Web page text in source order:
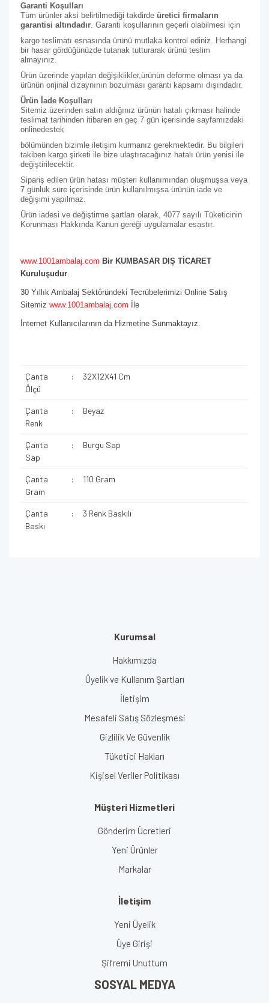
Garanti Koşulları
Tüm ürünler aksi belirtilmediği takdirde üretici firmaların
garantisi altındadır . Garanti koşullarının geçerli olabilmesi için
kargo teslimatı esnasında ürünü mutlaka kontrol ediniz. Herhangi
bir hasar gördüğünüzde tutanak tutturarak ürünü teslim
almayınız.
Ürün üzerinde yapılan değişiklikler,ürünün deforme olması ya da
ürünün orijinal dizaynının bozulması garanti kapsamı dışındadır.
Ürün İade Koşulları
Sitemiz üzerinden satın aldığınız ürünün hatalı çıkması halinde
teslimat tarihinden itibaren en geç 7 gün içerisinde sayfamızdaki
onlinedestek
bölümünden bizimle iletişim kurmanız gerekmektedir. Bu bilgileri
takiben kargo şirketi ile bize ulaştıracağınız hatalı ürün yenisi ile
değiştirilecektir.
Sipariş edilen ürün hatası müşteri kullanımından oluşmuşsa veya
7 günlük süre içerisinde ürün kullanılmışsa ürünün iade ve
değişimi yapılmaz.
Ürün iadesi ve değiştirme şartları olarak, 4077 sayılı Tüketicinin
Korunması Hakkında Kanun gereği uygulamalar esastır.
www.1001ambalaj.com Bir KUMBASAR DIŞ TİCARET
Kuruluşudur
30 Yıllık Ambalaj Sektöründeki Tecrübelerimizi Online Satış
Sitemiz www.1001ambalaj.com İle
İnternet Kullanıcılarının da Hizmetine Sunmaktayız.
Çanta
Ölçü
: 32X12X41 Cm
Çanta
Renk
: Beyaz
Çanta
Sap
: Burgu Sap
Çanta
Gram
: 110 Gram
Çanta
Baskı
: 3 Renk Baskılı
Kurumsal
Hakkımızda
Üyelik ve Kullanım Şartları
İletişim
Mesafeli Satış Sözleşmesi
Gizlilik Ve Güvenlik
Tüketici Hakları
Kişisel Veriler Politikası
Müşteri Hizmetleri
Gönderim Ücretleri
Yeni Ürünler
Markalar
İletişim
Yeni Üyelik
Üye Girişi
Şifremi Unuttum
SOSYAL MEDYA